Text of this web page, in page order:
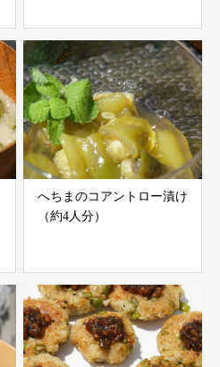
へちまのコアントロー漬け
（約4人分）